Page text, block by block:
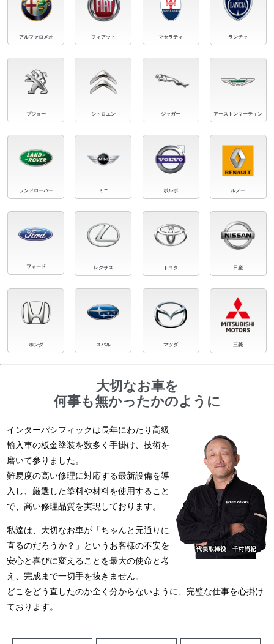
アルファロメオ フィアット マセラティ ランチャ
プジョー シトロエン ジャガー アーストンマーティン
ランドローバー ミニ ボルボ ルノー
フォード レクサス トヨタ 日産
ホンダ スバル マツダ 三菱
大切なお車を
何事も無かったかのように
インターパシフィックは長年にわたり高級
輸入車の板金塗装を数多く手掛け、技術を
磨いて参りました。
難易度の高い修理に対応する最新設備を導
入し、厳選した塗料や材料を使用すること
で、高い修理品質を実現しております。
私達は、大切なお車が「ちゃんと元通りに
直るのだろうか？」というお客様の不安を
安心と喜びに変えることを最大の使命と考
え、完成まで一切手を抜きません。
どこをどう直したのか全く分からないように、完璧な仕事を心掛け
ております。